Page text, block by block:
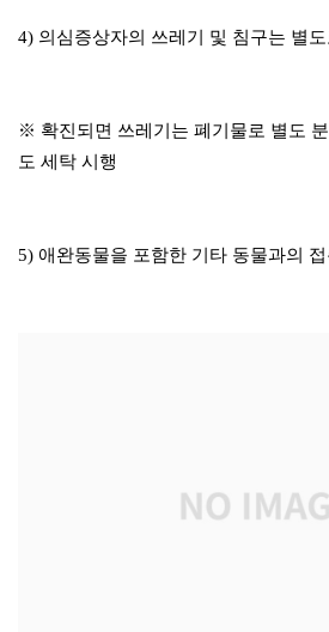
4) 의심증상자의 쓰레기 및 침구는 별도
※ 확진되면 쓰레기는 폐기물로 별도
도 세탁 시행
5) 애완동물을 포함한 기타 동물과의